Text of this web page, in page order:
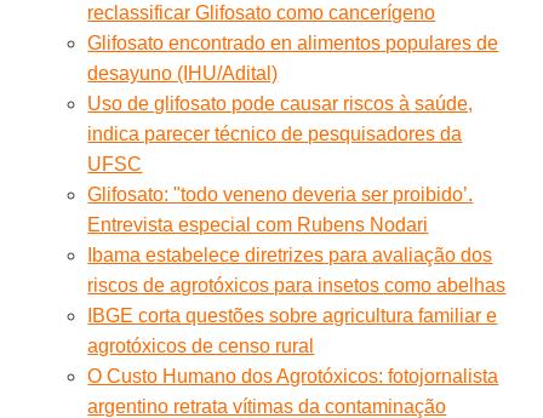
reclassificar Glifosato como cancerígeno
Glifosato encontrado en alimentos populares de
desayuno (IHU/Adital)
Uso de glifosato pode causar riscos à saúde,
indica parecer técnico de pesquisadores da
UFSC
Glifosato: "todo veneno deveria ser proibido’.
Entrevista especial com Rubens Nodari
Ibama estabelece diretrizes para avaliação dos
riscos de agrotóxicos para insetos como abelhas
IBGE corta questões sobre agricultura familiar e
agrotóxicos de censo rural
O Custo Humano dos Agrotóxicos: fotojornalista
argentino retrata vítimas da contaminação